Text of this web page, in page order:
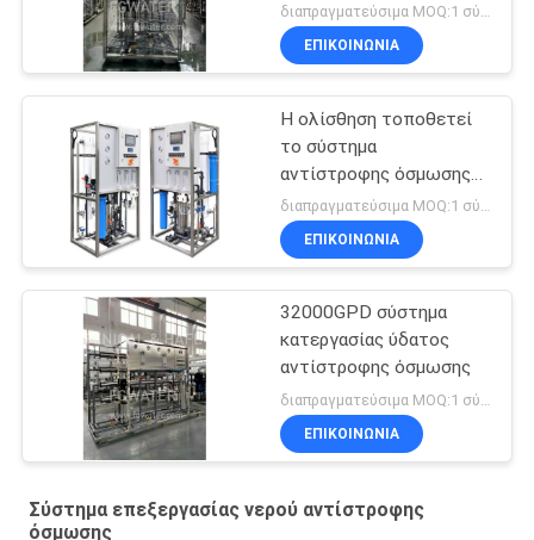
διαπραγματεύσιμα MOQ:1 σύνολο
ΕΠΙΚΟΙΝΩΝΙΑ
Η ολίσθηση τοποθετεί
το σύστημα
αντίστροφης όσμωσης
600 GPD
διαπραγματεύσιμα MOQ:1 σύνολο
ΕΠΙΚΟΙΝΩΝΙΑ
32000GPD σύστημα
κατεργασίας ύδατος
αντίστροφης όσμωσης
ΕΠΙΚΟΙΝΩΝΙΑ
Σύστημα επεξεργασίας νερού αντίστροφης
όσμωσης